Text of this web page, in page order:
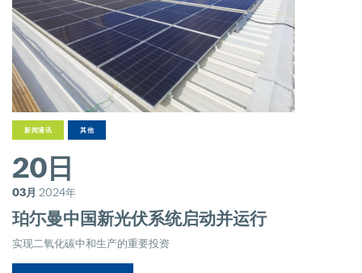
新闻通讯 其他
20日
03月 2024年
珀尓曼中国新光伏系统启动并运行
实现二氧化碳中和生产的重要投资